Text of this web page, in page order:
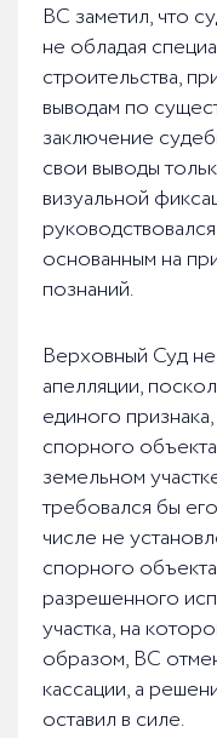
ВС заметил, что
не обладая
строительства,
выводам по
заключение
свои выводы
визуальной
основанным на
познаний.
Верховный Суд
апелляции,
единого
спорного
земельном
требовался бы
числе не
спорного
разрешенного
участка, на
образом, ВС
кассации, а
оставил в силе.